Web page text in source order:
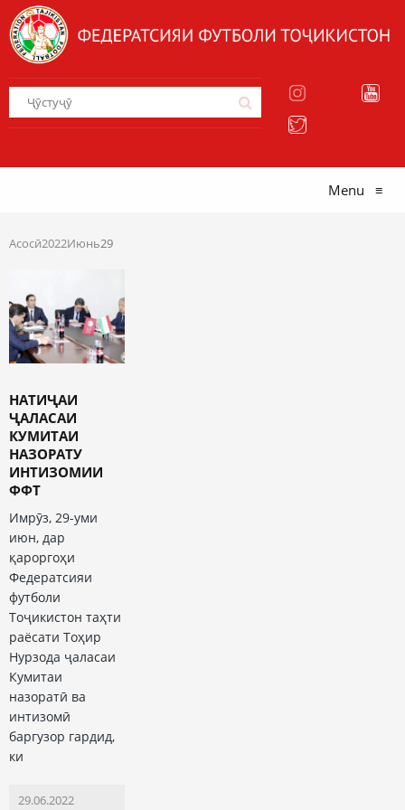
Menu ≡
Асосӣ2022Июнь29
НАТИҶАИ
ҶАЛАСАИ
КУМИТАИ
НАЗОРАТУ
ИНТИЗОМИИ
ФФТ
Имрӯз, 29-уми
июн, дар
қароргоҳи
Федератсияи
футболи
Тоҷикистон таҳти
раёсати Тоҳир
Нурзода ҷаласаи
Кумитаи
назоратӣ ва
интизомӣ
баргузор гардид,
ки
29.06.2022